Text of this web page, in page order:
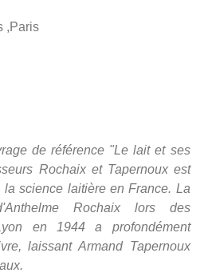
,Paris
de référence "Le lait et ses
Rochaix et Tapernoux est
science laitière en France. La
Rochaix lors des
en 1944 a profondément
laissant Armand Tapernoux